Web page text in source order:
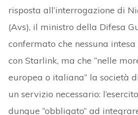
risposta all’interrogazione di
(Avs), il ministro della Difesa
confermato che nessuna
con Starlink, ma che “nelle
europea o italiana” la società
un servizio necessario:
dunque “obbligato” ad